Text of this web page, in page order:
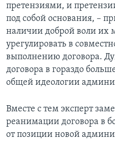
претензиями, и
под собой основания, –
наличии доброй воли их
урегулировать в
выполнению договора.
договора в гораздо
общей идеологии
Вместе с тем эксперт
реанимации договора в
от позиции новой